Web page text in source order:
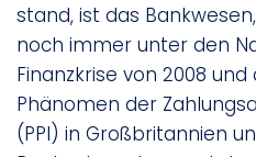
stand, ist das
noch immer unter den
Finanzkrise von 2008
Phänomen der
(PPI) in Großbritannien